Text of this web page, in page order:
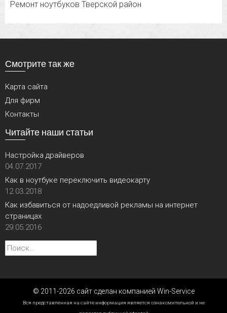
Ремонт ноутбуков Тверской район
Смотрите так же
Карта сайта
Для фирм
Контакты
Читайте наши статьи
Настройка драйверов
04.07.2017
Как в ноутбуке переключить видеокарту
12.03.2018
Как избавиться от надоедливой рекламы на интернет
страницах
29.05.2016
Найти:
© 2011-2026 сайт сделан компанией Win-Service
Вся представленная на сайте информация является ознакомительной и не